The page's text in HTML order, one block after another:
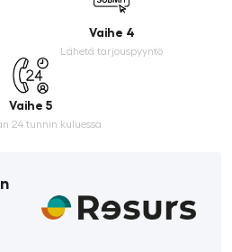
Vaihe 4
Lähetä tarjouspyyntö
Vaihe 5
24 tunnin kuluessa